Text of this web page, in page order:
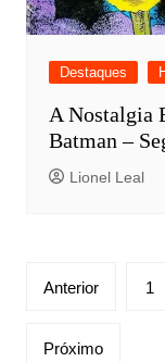
Destaques
A Nostalgia
Batman –
Lionel Leal
Paginação
posts
Anterior 1
Próximo